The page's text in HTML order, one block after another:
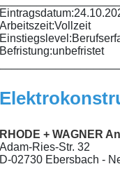
Eintragsdatum:
Arbeitszeit:Vollzeit
Einstiegslevel:
Befristung:unbefristet
RHODE + WAGNER
Adam-Ries-Str. 32
D-02730 Ebersbach -